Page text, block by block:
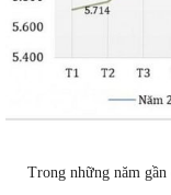
Trong những năm gần